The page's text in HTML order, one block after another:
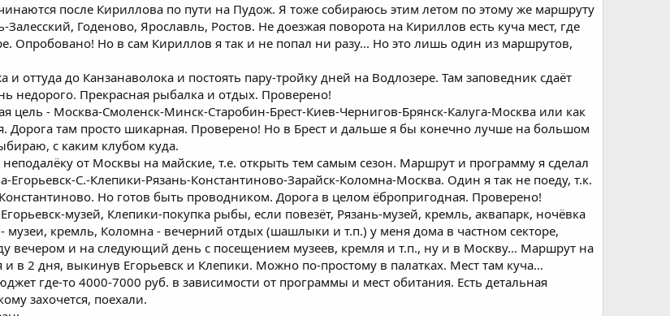
после Кириллова по пути на Пудож. Я тоже собираюсь этим летом по этому же маршруту
Залесский, Годеново, Ярославль, Ростов. Не доезжая поворота на Кириллов есть куча мест, где
Опробовано! Но в сам Кириллов я так и не попал ни разу... Но это лишь один из маршрутов,
оттуда до Канзанаволока и постоять пару-тройку дней на Водлозере. Там заповедник сдаёт
недорого. Прекрасная рыбалка и отдых. Проверено!
цель - Москва-Смоленск-Минск-Старобин-Брест-Киев-Чернигов-Брянск-Калуга-Москва или как
Дорога там просто шикарная. Проверено! Но в Брест и дальше я бы конечно лучше на большом
с каким клубом куда.
неподалёку от Москвы на майские, т.е. открыть тем самым сезон. Маршрут и программу я сделал
Егорьевск-С.-Клепики-Рязань-Константиново-Зарайск-Коломна-Москва. Один я так не поеду, т.к.
Но готов быть проводником. Дорога в целом ёбропригодная. Проверено!
музей, Клепики-покупка рыбы, если повезёт, Рязань-музей, кремль, аквапарк, ночёвка
музеи, кремль, Коломна - вечерний отдых (шашлыки и т.п.) у меня дома в частном секторе,
вечером и на следующий день с посещением музеев, кремля и т.п., ну и в Москву... Маршрут на
в 2 дня, выкинув Егорьевск и Клепики. Можно по-простому в палатках. Мест там куча...
где-то 4000-7000 руб. в зависимости от программы и мест обитания. Есть детальная
захочется, поехали.